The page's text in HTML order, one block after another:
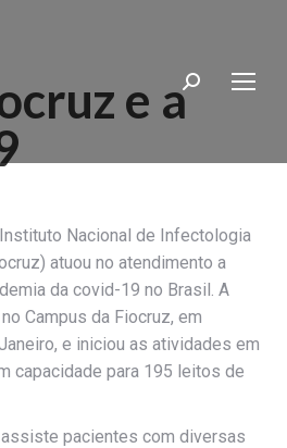
Search:
e a
Nacional de Infectologia
atuou no atendimento a
da covid-19 no Brasil. A
Campus da Fiocruz, em
e iniciou as atividades em
capacidade para 195 leitos de
pacientes com diversas